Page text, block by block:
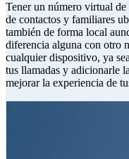
Tener un número virtual de
de contactos y familiares
también de forma local
diferencia alguna con otro
cualquier dispositivo, ya
tus llamadas y adicionarle
mejorar la experiencia de